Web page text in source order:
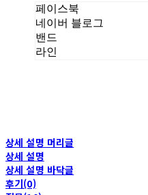
페이스북
네이버 블로그
밴드
라인
상세 설명 머리글
상세 설명
상세 설명 바닥글
후기(0)